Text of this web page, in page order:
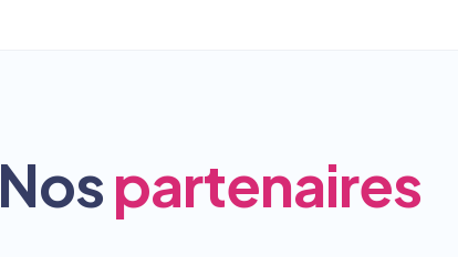
Nospartenaires